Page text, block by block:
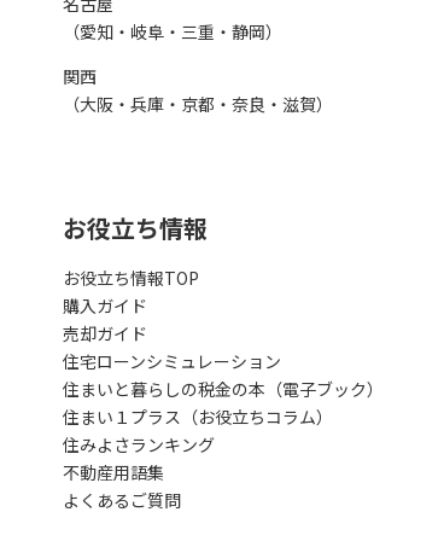
（愛知・岐阜・三重・静岡）
関西
（大阪・兵庫・京都・奈良・滋賀）
お役立ち情報
お役立ち情報TOP
購入ガイド
売却ガイド
住宅ローンシミュレーション
住まいと暮らしの税金の本（電子ブック）
住まい１プラス（お役立ちコラム）
住みよさランキング
不動産用語集
よくあるご質問